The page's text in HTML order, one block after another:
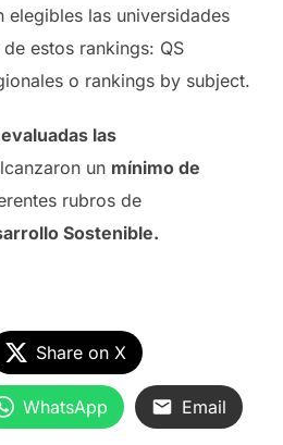
elegibles las universidades
estos rankings: QS
o rankings by subject.
las
un mínimo de
rubros de
Sostenible.
Share on X
WhatsApp Email